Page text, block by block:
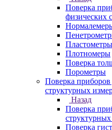
Поверка
физических
Пластометры
Плотномеры
Поверка
Порометры
Поверка
структурных
Назад
Поверка
Поверка